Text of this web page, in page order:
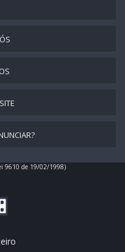
9610 de 19/02/1998)